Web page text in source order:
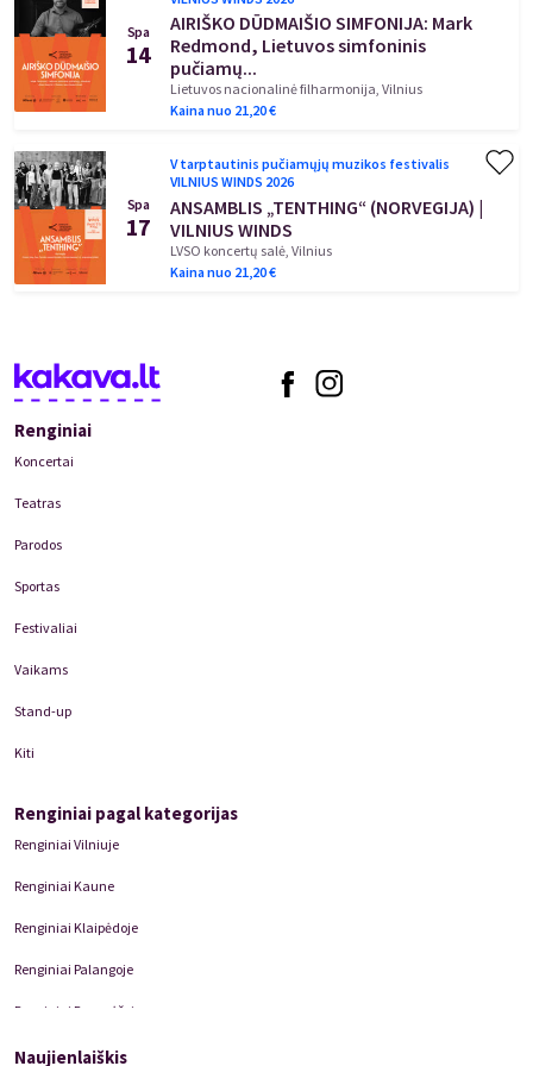
varinių pučiamųjų prigimtį ir groja muziką nuo baroko šedevrų iki
džiazo standartų ir šiuolaikinių kompozicijų.
Linkime, kad šių metų festivalis jums atvertų atradimų erdves, ir
tikimės, kad koncertuose gimstantis tradicijų ir moderniųjų
raiškos formų dialogas taps įkvepiančia patirtimi.
Lietuvos simfoninio pučiamųjų orkestro meno vadovas
prof. dr. Antanas Kučinskas
Spa
14
AIRIŠKO DŪDMAIŠIO SIMFONIJA: Mark
Redmond, Lietuvos simfoninis
pučiamų...
Lietuvos nacionalinė filharmonija, Vilnius
Kaina nuo 21,20€
Spa
17
V tarptautinis pučiamųjų muzikos festivalis
VILNIUS WINDS 2026
ANSAMBLIS „TENTHING“ (NORVEGIJA) |
VILNIUS WINDS
LVSO koncertų salė, Vilnius
Kaina nuo 21,20€
Renginiai
Koncertai
Teatras
Parodos
Sportas
Festivaliai
Vaikams
Stand-up
Kiti
Renginiai pagal kategorijas
Renginiai Vilniuje
Renginiai Kaune
Renginiai Klaipėdoje
Renginiai Palangoje
Renginiai Panevėžyje
Domino Teatro Spektakliai
Naujienlaiškis